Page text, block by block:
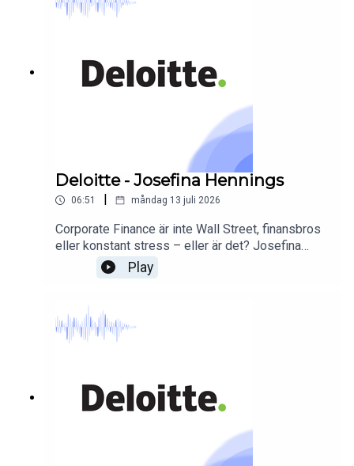
Deloitte - Josefina Hennings
06:51 måndag 13 juli 2026
Corporate Finance är inte Wall Street, finansbros
eller konstant stress – eller är det? Josefina
berättar om stereotyperna som inte stämmer,
människorna som gör skillnaden, och hur
fantasin.
Play